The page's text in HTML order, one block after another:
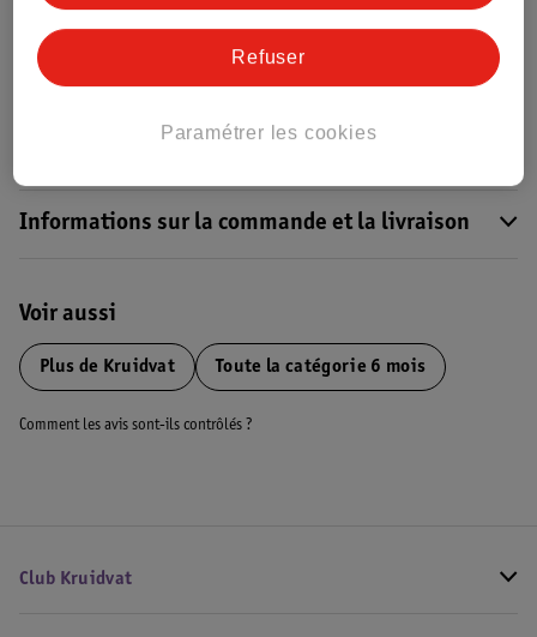
impact sur l’environnement. Fondé sur
des moyennes mondiales.
Moyenne Bébés/Nourrissons - Nourriture et Boissons : 34 %
Informations sur la commande et la livraison
Voir aussi
Plus de Kruidvat Toute la catégorie 6 mois
Comment les avis sont-ils contrôlés ?
Club Kruidvat
Paramétrer les cookies
Refuser